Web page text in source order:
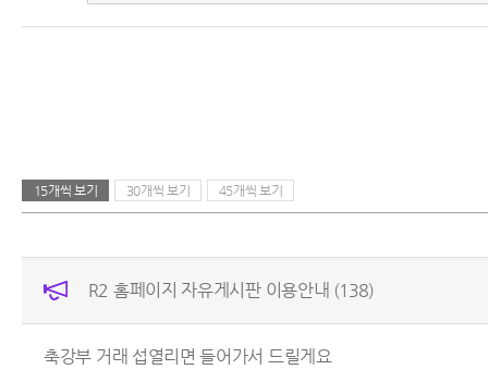
15개씩 보기 30개씩 보기 45개씩 보기
R2 홈페이지 자유게시판 이용안내 (138)
축강부 거래 섭열리면 들어가서 드릴게요